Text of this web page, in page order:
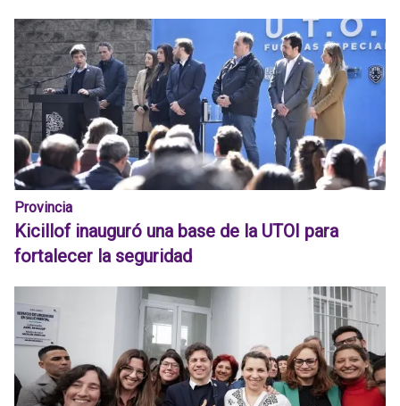
Provincia
Kicillof inauguró una base de la UTOI para
fortalecer la seguridad